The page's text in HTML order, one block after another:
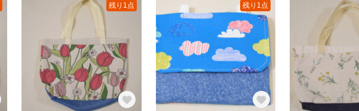
残り1点 残り1点